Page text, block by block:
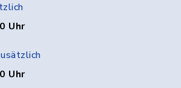
Uhr
Uhr